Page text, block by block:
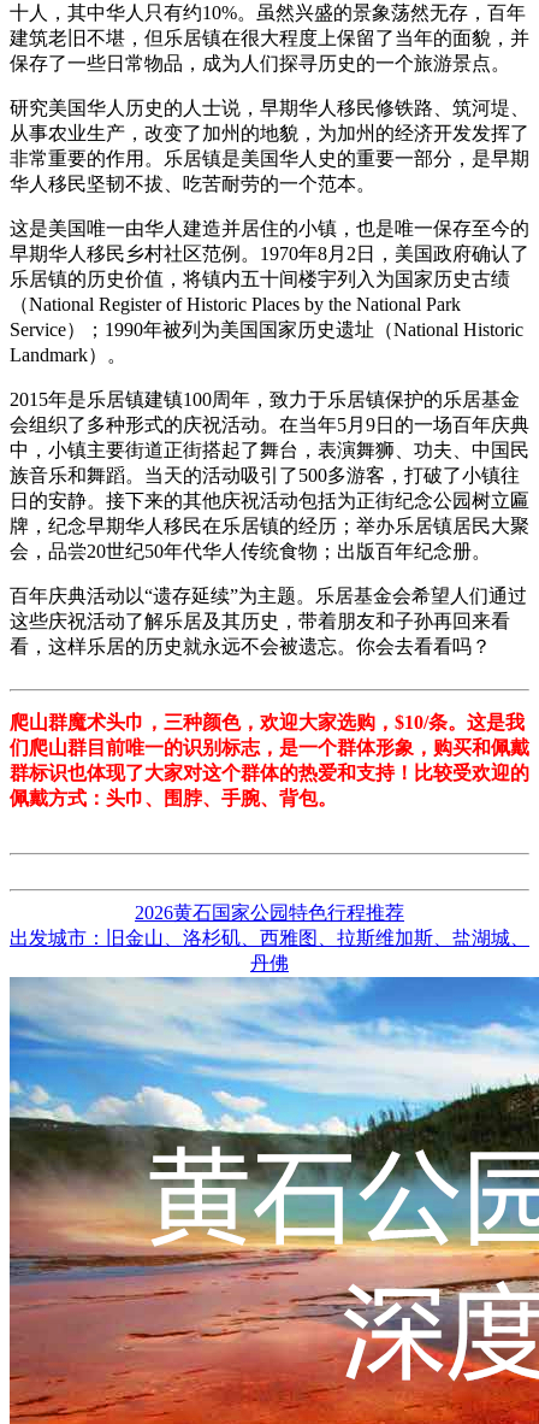
十人，其中华人只有约10%。虽然兴盛的景象荡然无存，百年
建筑老旧不堪，但乐居镇在很大程度上保留了当年的面貌，并
保存了一些日常物品，成为人们探寻历史的一个旅游景点。
研究美国华人历史的人士说，早期华人移民修铁路、筑河堤、
从事农业生产，改变了加州的地貌，为加州的经济开发发挥了
非常重要的作用。乐居镇是美国华人史的重要一部分，是早期
华人移民坚韧不拔、吃苦耐劳的一个范本。
这是美国唯一由华人建造并居住的小镇，也是唯一保存至今的
早期华人移民乡村社区范例。1970年8月2日，美国政府确认了
乐居镇的历史价值，将镇内五十间楼宇列入为国家历史古绩
（National Register of Historic Places by the National Park
Service）；1990年被列为美国国家历史遗址（National Historic
Landmark）。
2015年是乐居镇建镇100周年，致力于乐居镇保护的乐居基金
会组织了多种形式的庆祝活动。在当年5月9日的一场百年庆典
中，小镇主要街道正街搭起了舞台，表演舞狮、功夫、中国民
族音乐和舞蹈。当天的活动吸引了500多游客，打破了小镇往
日的安静。接下来的其他庆祝活动包括为正街纪念公园树立匾
牌，纪念早期华人移民在乐居镇的经历；举办乐居镇居民大聚
会，品尝20世纪50年代华人传统食物；出版百年纪念册。
百年庆典活动以“遗存延续”为主题。乐居基金会希望人们通过
这些庆祝活动了解乐居及其历史，带着朋友和子孙再回来看
看，这样乐居的历史就永远不会被遗忘。你会去看看吗？
爬山群魔术头巾，三种颜色，欢迎大家选购，$10/条。这是我
们爬山群目前唯一的识别标志，是一个群体形象，购买和佩戴
群标识也体现了大家对这个群体的热爱和支持！比较受欢迎的
佩戴方式：头巾、围脖、手腕、背包。
2026黄石国家公园特色行程推荐
出发城市：旧金山、洛杉矶、西雅图、拉斯维加斯、盐湖城、
丹佛